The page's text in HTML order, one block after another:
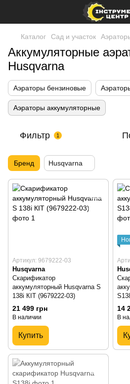
Каталог Сад и участок
Аккумуляторные
Husqvarna
Аэраторы бензиновые
Аэраторы аккумуляторные
Фильтр 1
Бренд Husqvarna
Артикул: 9679222-03
Husqvarna
Скарификатор
аккумуляторный Husqvarna S
138i КІТ (9679222-03)
21 499 грн
В наличии
Купить
14
В